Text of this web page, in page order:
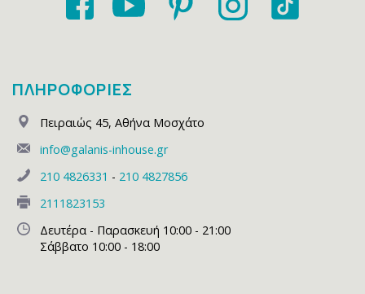
ΠΛΗΡΟΦΟΡΙΕΣ
Πειραιώς 45, Αθήνα Μοσχάτο
info@galanis-inhouse.gr
210 4826331 - 210 4827856
2111823153
Δευτέρα - Παρασκευή 10:00 - 21:00
Σάββατο 10:00 - 18:00